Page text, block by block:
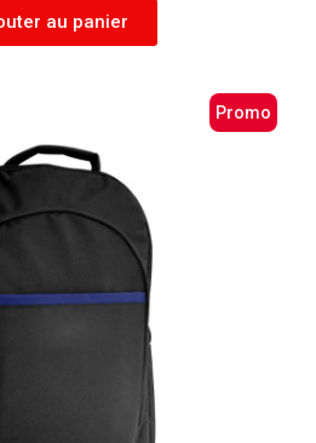
au panier
Promo